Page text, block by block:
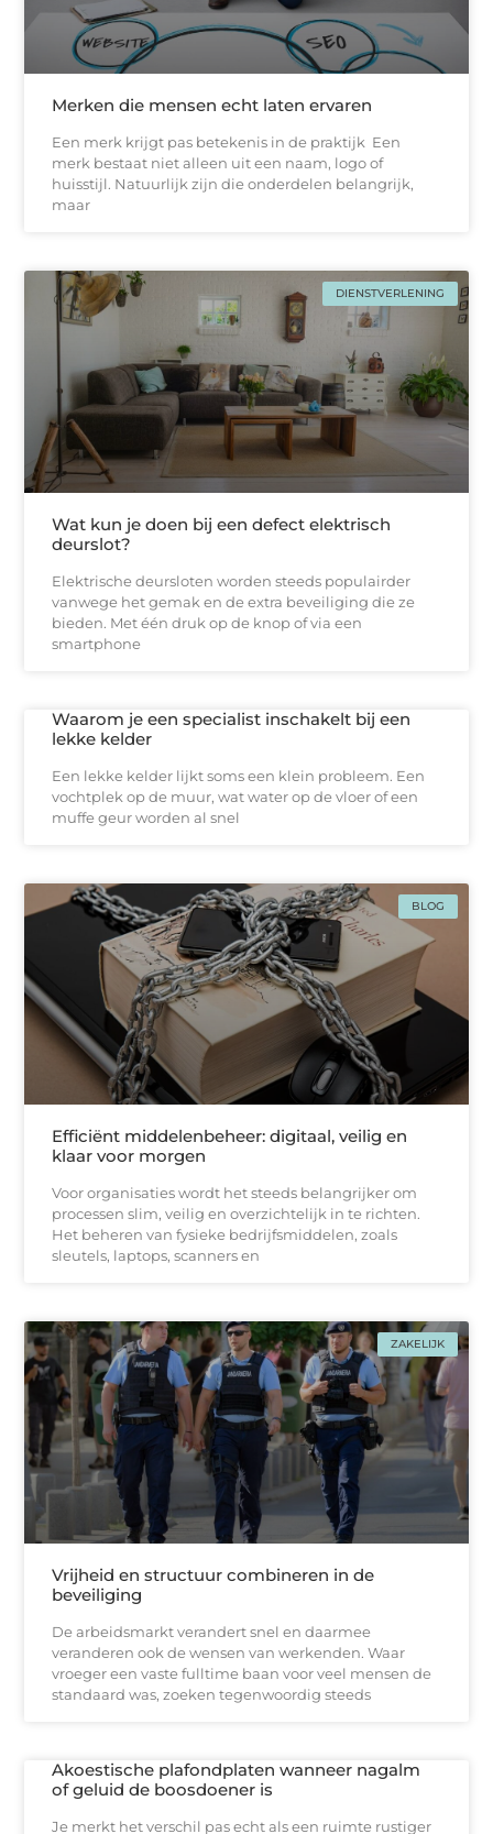
Merken die mensen echt laten ervaren
Een merk krijgt pas betekenis in de praktijk Een
merk bestaat niet alleen uit een naam, logo of
huisstijl. Natuurlijk zijn die onderdelen belangrijk,
maar
DIENSTVERLENING
Wat kun je doen bij een defect elektrisch
deurslot?
Elektrische deursloten worden steeds populairder
vanwege het gemak en de extra beveiliging die ze
bieden. Met één druk op de knop of via een
smartphone
Waarom je een specialist inschakelt bij een
lekke kelder
Een lekke kelder lijkt soms een klein probleem. Een
vochtplek op de muur, wat water op de vloer of een
muffe geur worden al snel
BLOG
Efficiënt middelenbeheer: digitaal, veilig en
klaar voor morgen
Voor organisaties wordt het steeds belangrijker om
processen slim, veilig en overzichtelijk in te richten.
Het beheren van fysieke bedrijfsmiddelen, zoals
sleutels, laptops, scanners en
ZAKELIJK
Vrijheid en structuur combineren in de
beveiliging
De arbeidsmarkt verandert snel en daarmee
veranderen ook de wensen van werkenden. Waar
vroeger een vaste fulltime baan voor veel mensen de
standaard was, zoeken tegenwoordig steeds
Akoestische plafondplaten wanneer nagalm
of geluid de boosdoener is
Je merkt het verschil pas echt als een ruimte rustiger